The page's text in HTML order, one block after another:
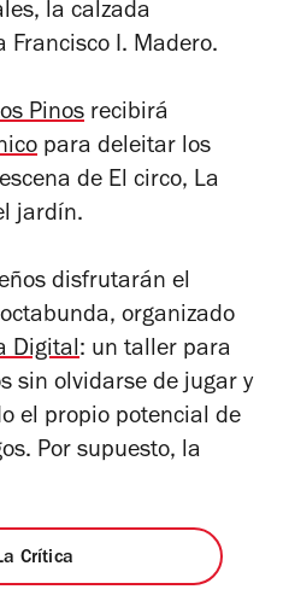
la calzada
Francisco I. Madero.
Pinos recibirá
para deleitar los
de El circo, La
jardín.
disfrutarán el
organizado
Digital: un taller para
sin olvidarse de jugar y
el propio potencial de
Por supuesto, la
Crítica